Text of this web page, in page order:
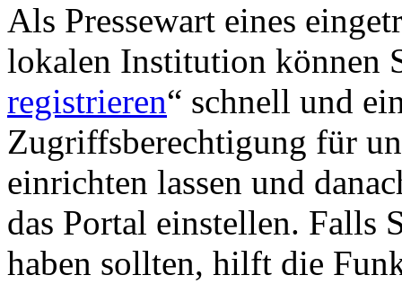
Als Pressewart eines
lokalen Institution können
registrieren“ schnell und
Zugriffsberechtigung für
einrichten lassen und
das Portal einstellen. Falls
haben sollten, hilft die